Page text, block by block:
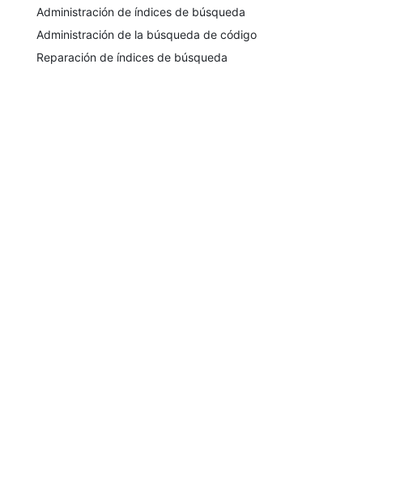
Administración de índices de búsqueda
Administración de la búsqueda de código
Reparación de índices de búsqueda